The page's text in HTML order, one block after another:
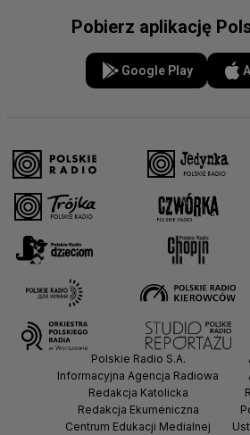
Pobierz aplikację
Google Play
Polskie Radio S.A.
Informacyjna Agencja Radiowa
Redakcja Katolicka
Redakcja Ekumeniczna
Centrum Edukacji Medialnej